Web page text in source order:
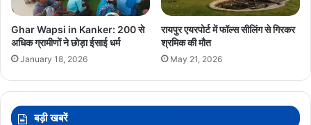
Ghar Wapsi in Kanker: 200 से
अधिक ग्रामीणों ने छोड़ा ईसाई धर्म
January 18, 2026
रायपुर एयरपोर्ट में फॉल्स सीलिंग से गिरकर
श्रमिक की मौत
May 21, 2026
बड़ी खबरें